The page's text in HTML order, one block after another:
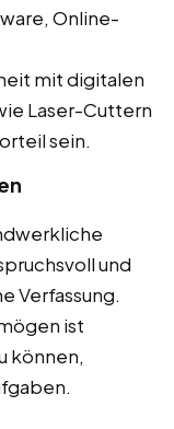
Online-
mit digitalen
Laser-Cuttern
sein.
und
Verfassung.
ist
können,